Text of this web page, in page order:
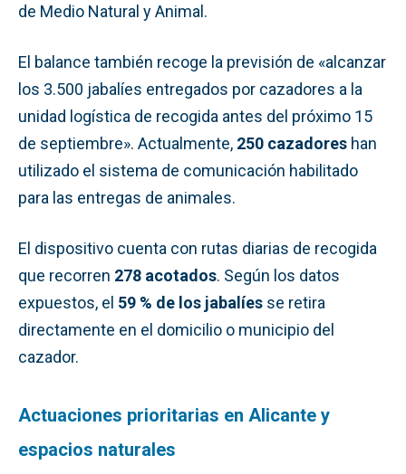
de Medio Natural y Animal.
El balance también recoge la previsión de «alcanzar
los 3.500 jabalíes entregados por cazadores a la
unidad logística de recogida antes del próximo 15
de septiembre». Actualmente, 250 cazadores han
utilizado el sistema de comunicación habilitado
para las entregas de animales.
El dispositivo cuenta con rutas diarias de recogida
que recorren 278 acotados. Según los datos
expuestos, el 59 % de los jabalíes se retira
directamente en el domicilio o municipio del
cazador.
Actuaciones prioritarias en Alicante y
espacios naturales